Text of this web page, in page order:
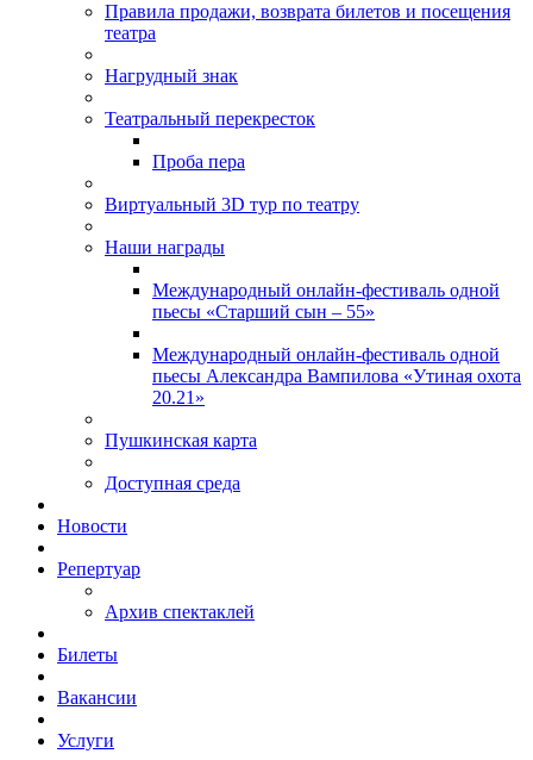
Правила продажи, возврата билетов и посещения
театра
Нагрудный знак
Театральный перекресток
Проба пера
Виртуальный 3D тур по театру
Наши награды
Международный онлайн-фестиваль одной
пьесы «Старший сын – 55»
Международный онлайн-фестиваль одной
пьесы Александра Вампилова «Утиная охота
20.21»
Пушкинская карта
Доступная среда
Новости
Репертуар
Архив спектаклей
Билеты
Вакансии
Услуги